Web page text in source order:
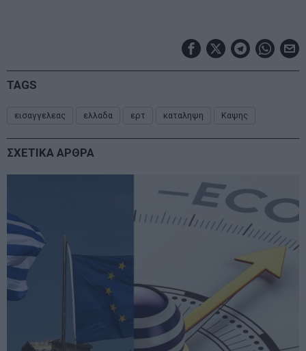
TAGS
εισαγγελεας ελλαδα ερτ καταληψη Καψης
ΣΧΕΤΙΚΑ ΑΡΘΡΑ